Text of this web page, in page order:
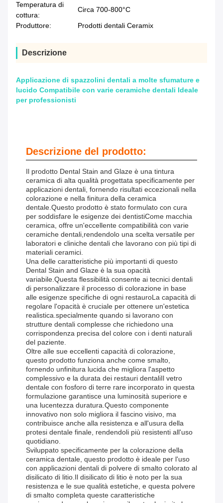
Temperatura di
cottura:
Circa 700-800°C
Produttore:
Prodotti dentali Ceramix
Descrizione
Applicazione di spazzolini dentali a molte sfumature e
lucido Compatibile con varie ceramiche dentali Ideale
per professionisti
Descrizione del prodotto:
Il prodotto Dental Stain and Glaze è una tintura
ceramica di alta qualità progettata specificamente per
applicazioni dentali, fornendo risultati eccezionali nella
colorazione e nella finitura della ceramica
dentale.Questo prodotto è stato formulato con cura
per soddisfare le esigenze dei dentistiCome macchia
ceramica, offre un'eccellente compatibilità con varie
ceramiche dentali,rendendolo una scelta versatile per
laboratori e cliniche dentali che lavorano con più tipi di
materiali ceramici.
Una delle caratteristiche più importanti di questo
Dental Stain and Glaze è la sua opacità
variabile.Questa flessibilità consente ai tecnici dentali
di personalizzare il processo di colorazione in base
alle esigenze specifiche di ogni restauroLa capacità di
regolare l'opacità è cruciale per ottenere un'estetica
realistica.specialmente quando si lavorano con
strutture dentali complesse che richiedono una
corrispondenza precisa del colore con i denti naturali
del paziente.
Oltre alle sue eccellenti capacità di colorazione,
questo prodotto funziona anche come smalto,
fornendo unfinitura lucida che migliora l'aspetto
complessivo e la durata dei restauri dentaliIl vetro
dentale con fosforo di terre rare incorporato in questa
formulazione garantisce una luminosità superiore e
una lucentezza duratura.Questo componente
innovativo non solo migliora il fascino visivo, ma
contribuisce anche alla resistenza e all'usura della
protesi dentale finale, rendendoli più resistenti all'uso
quotidiano.
Sviluppato specificamente per la colorazione della
ceramica dentale, questo prodotto è ideale per l'uso
con applicazioni dentali di polvere di smalto colorato al
disilicato di litio.Il disilicato di litio è noto per la sua
resistenza e le sue qualità estetiche, e questa polvere
di smalto completa queste caratteristiche